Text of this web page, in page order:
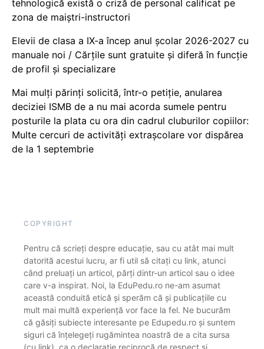
tehnologică există o criză de personal calificat pe
zona de maiștri-instructori
Elevii de clasa a IX-a încep anul școlar 2026-2027 cu
manuale noi / Cărțile sunt gratuite și diferă în funcție
de profil și specializare
Mai mulți părinți solicită, într-o petiție, anularea
deciziei ISMB de a nu mai acorda sumele pentru
posturile la plata cu ora din cadrul cluburilor copiilor:
Multe cercuri de activități extrașcolare vor dispărea
de la 1 septembrie
COPYRIGHT
Pentru că scrieți despre educație, sau cu atât mai mult
datorită acestui lucru, ar fi util să citați cu link, atunci
când preluați un articol, părți dintr-un articol sau o idee
care v-a inspirat. Noi, la EduPedu.ro ne-am asumat
această conduită etică și sperăm că și publicațiile cu
mult mai multă experiență vor face la fel. Ne bucurăm
că găsiți subiecte interesante pe Edupedu.ro și suntem
siguri că înțelegeți rugămintea noastră de a cita sursa
(cu link), ca o declarație reciprocă de respect și